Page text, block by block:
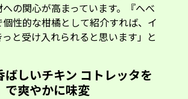
の関心が高まっています。『へべ
性的な柑橘として紹介すれば、イ
と受け入れられると思います」と
ばしいチキン コトレッタを
で爽やかに味変